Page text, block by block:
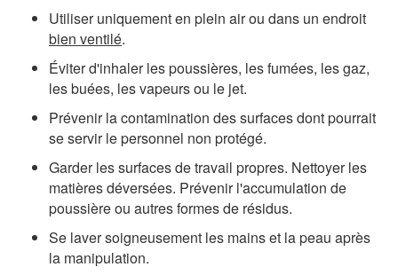
Utiliser uniquement en plein air ou dans un endroit
bien ventilé.
Éviter d'inhaler les poussières, les fumées, les gaz,
les buées, les vapeurs ou le jet.
Prévenir la contamination des surfaces dont pourrait
se servir le personnel non protégé.
Garder les surfaces de travail propres. Nettoyer les
matières déversées. Prévenir l'accumulation de
poussière ou autres formes de résidus.
Se laver soigneusement les mains et la peau après
la manipulation.